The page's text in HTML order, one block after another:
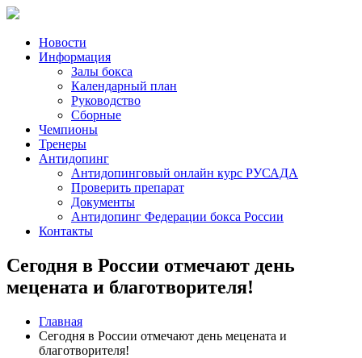
Новости
Информация
Залы бокса
Календарный план
Руководство
Сборные
Чемпионы
Тренеры
Антидопинг
Антидопинговый онлайн курс РУСАДА
Проверить препарат
Документы
Антидопинг Федерации бокса России
Контакты
Сегодня в России отмечают день
мецената и благотворителя!
Главная
Сегодня в России отмечают день мецената и
благотворителя!